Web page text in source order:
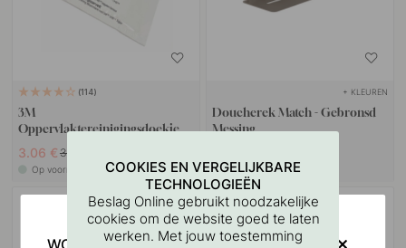
114
3M
Oppervlaktereinigingsdoekje
3.06 € 3.60 €
Op voorraad
+ KLEUREN
Doucherek Match - Gebronsd
Messing
Op voorraad
15
COOKIES EN VERGELIJKBARE
TECHNOLOGIEËN
Beslag Online gebruikt noodzakelijke
cookies om de website goed te laten
werken. Met jouw toestemming
WOULD YOU RATHER VISIT?